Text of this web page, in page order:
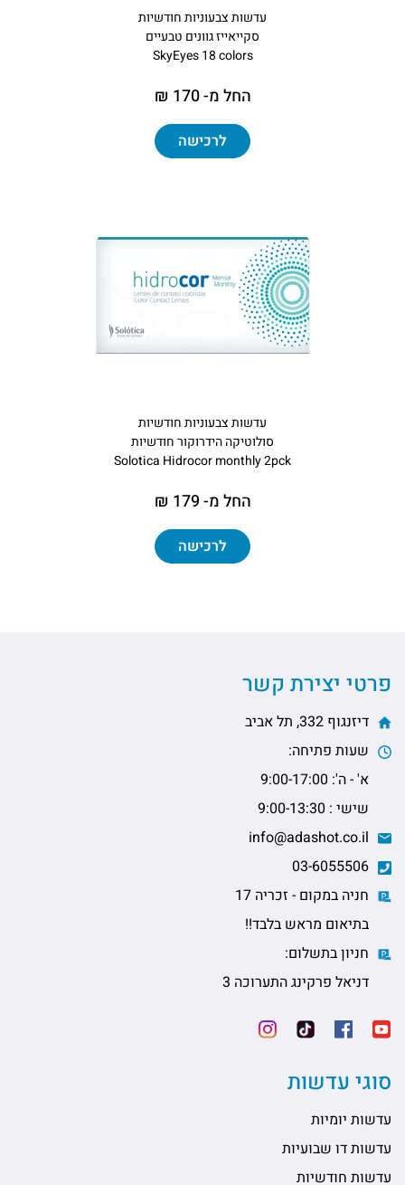
עדשות צבעוניות חודשיות
סקייאייז גוונים טבעיים
SkyEyes 18 colors
החל מ- 170 ₪
לרכישה
עדשות צבעוניות חודשיות
סולוטיקה הידרוקור חודשיות
Solotica Hidrocor monthly 2pck
החל מ- 179 ₪
לרכישה
פרטי יצירת קשר
דיזנגוף 332, תל אביב
שעות פתיחה:
א' - ה': 9:00-17:00
שישי : 9:00-13:30
חניה במקום - זכריה 17
בתיאום מראש בלבד!!
חניון בתשלום:
דניאל פרקינג התערוכה 3
סוגי עדשות
עדשות יומיות
עדשות דו שבועיות
עדשות חודשיות